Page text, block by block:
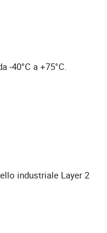
-40°C a +75°C.
industriale Layer 2